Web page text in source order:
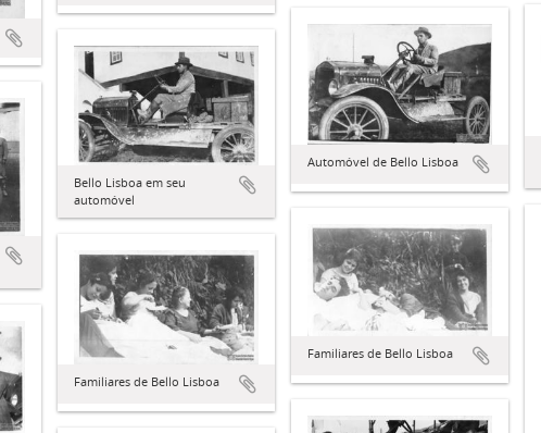
Automóvel de Bello Lisboa
Bello Lisboa em seu
automóvel
Familiares de Bello Lisboa
Familiares de Bello Lisboa